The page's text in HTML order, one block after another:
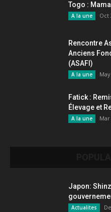
Togo :
A la une Oct
Rencontre
Anciens
(ASAFI)
A la une
Fatick :
Élevage et
A la une Mar
Japon:
Actualites